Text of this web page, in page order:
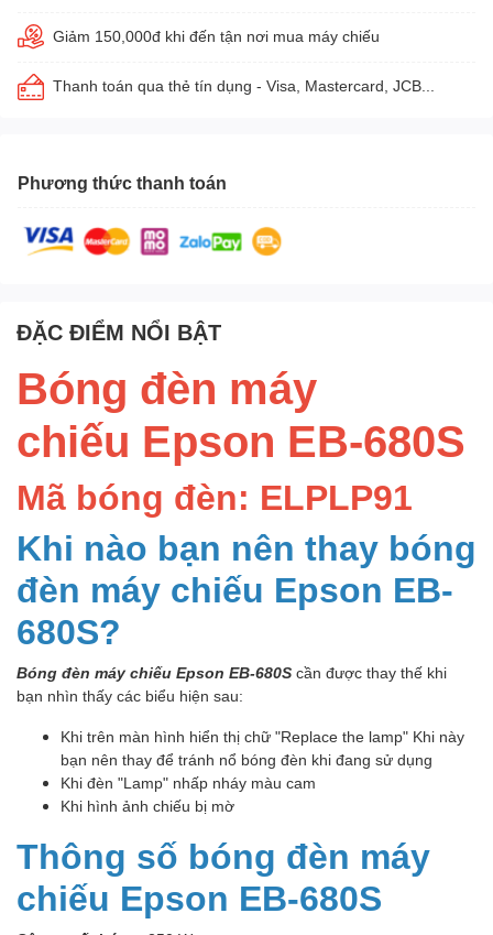
Giảm 150,000đ khi đến tận nơi mua máy chiếu
Thanh toán qua thẻ tín dụng - Visa, Mastercard, JCB...
Phương thức thanh toán
ĐẶC ĐIỂM NỔI BẬT
Bóng đèn máy
chiếu Epson EB-680S
Mã bóng đèn: ELPLP91
Khi nào bạn nên thay bóng
đèn máy chiếu Epson EB-
680S?
Bóng đèn máy chiếu Epson EB-680S cần được thay thế khi
bạn nhìn thấy các biểu hiện sau:
Khi trên màn hình hiển thị chữ "Replace the lamp" Khi này
bạn nên thay để tránh nổ bóng đèn khi đang sử dụng
Khi đèn "Lamp" nhấp nháy màu cam
Khi hình ảnh chiếu bị mờ
Thông số bóng đèn máy
chiếu Epson EB-680S